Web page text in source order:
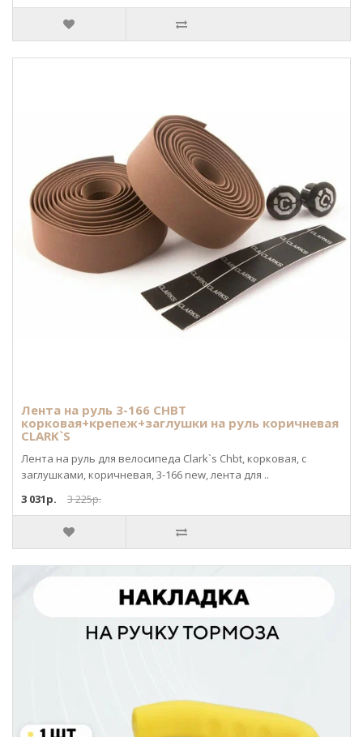
Лента на руль 3-166 CHBT
корковая+крепеж+заглушки на руль коричневая
CLARK`S
Лента на руль для велосипеда Clark`s Chbt, корковая, с
заглушками, коричневая, 3-166 new, лента для ..
3 031р.
3 225р.